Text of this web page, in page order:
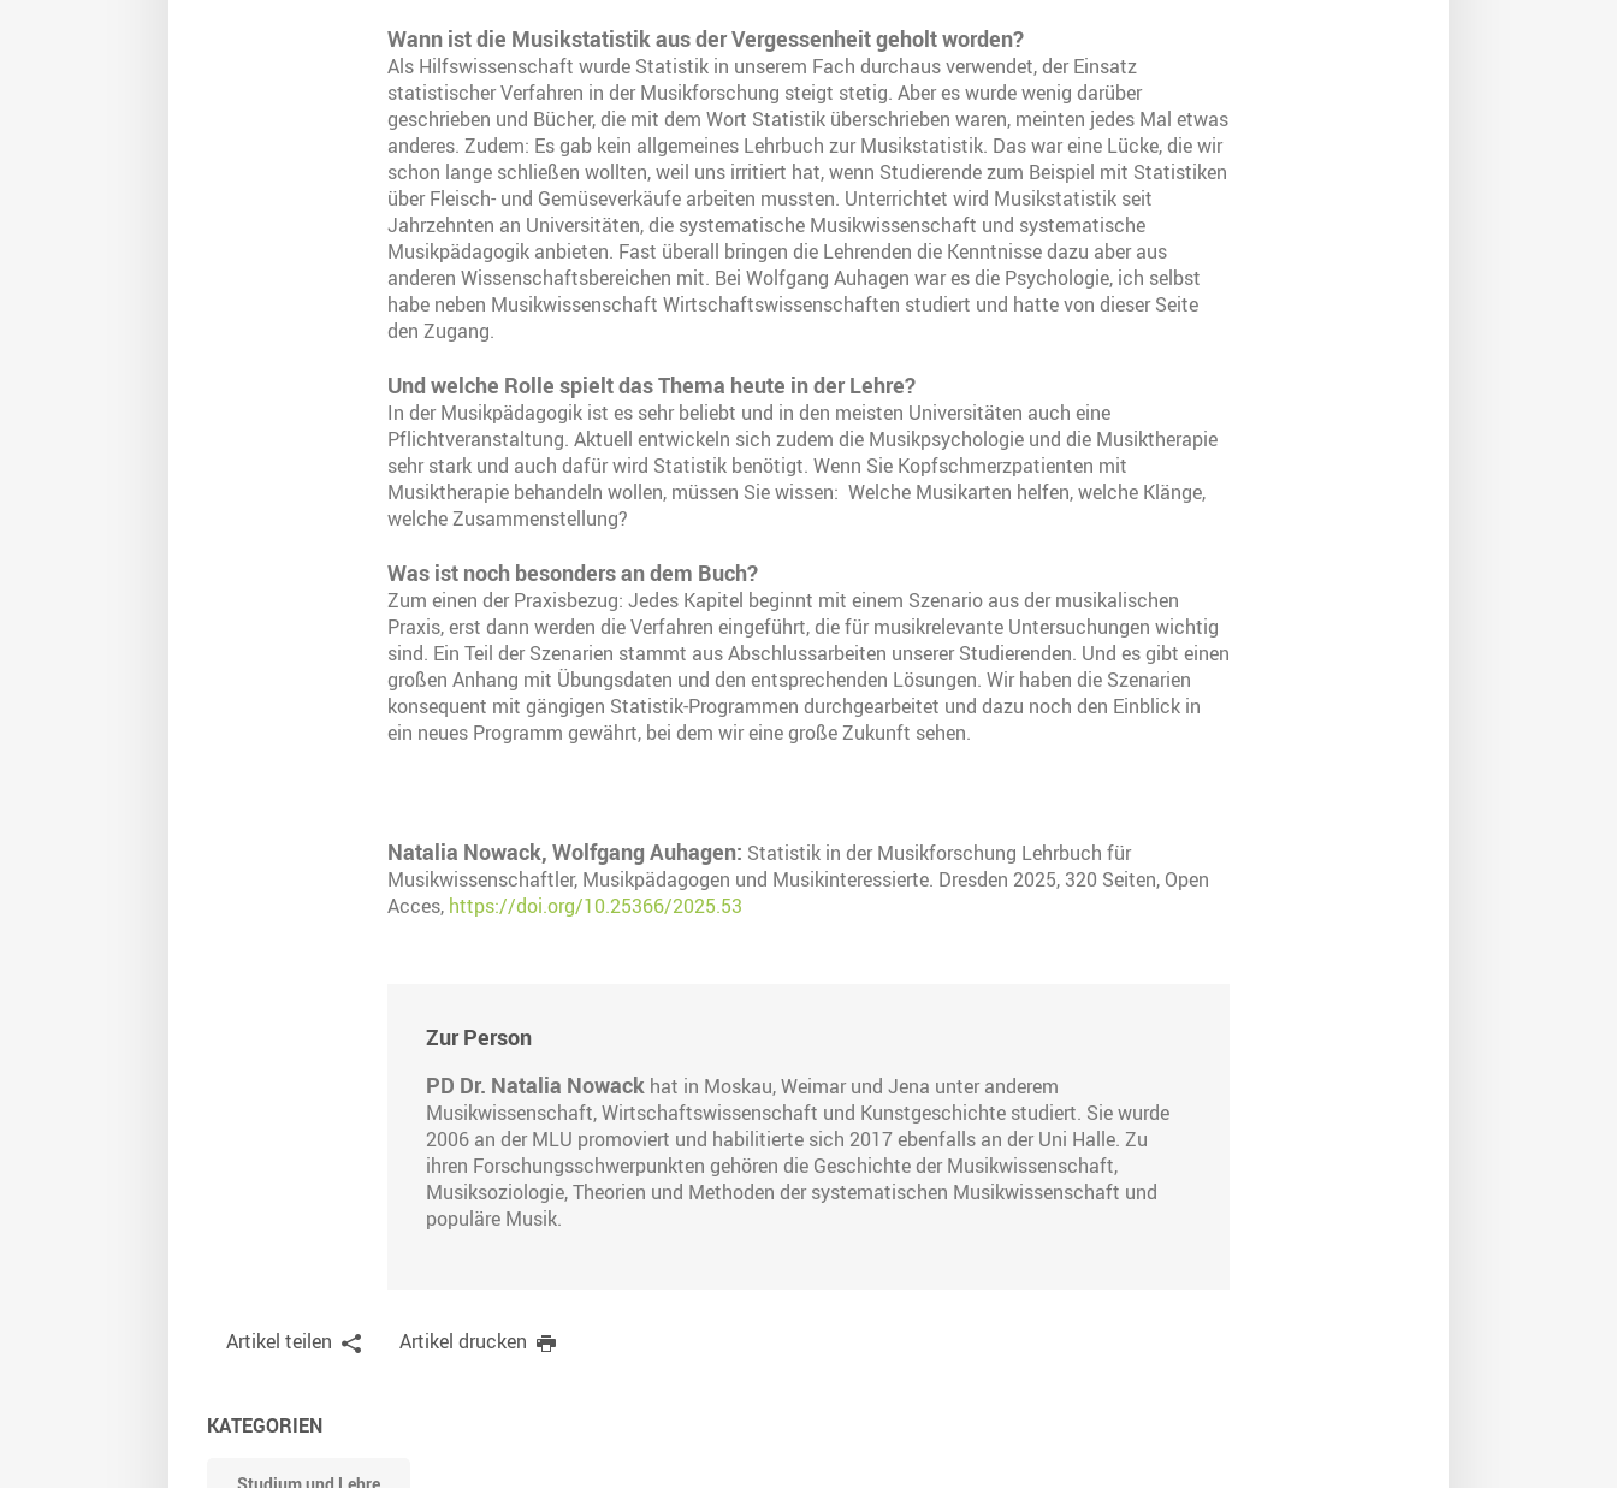
Wann ist die Musikstatistik aus der Vergessenheit geholt worden?
Als Hilfswissenschaft wurde Statistik in unserem Fach durchaus verwendet, der Einsatz
statistischer Verfahren in der Musikforschung steigt stetig. Aber es wurde wenig darüber
geschrieben und Bücher, die mit dem Wort Statistik überschrieben waren, meinten jedes Mal etwas
anderes. Zudem: Es gab kein allgemeines Lehrbuch zur Musikstatistik. Das war eine Lücke, die wir
schon lange schließen wollten, weil uns irritiert hat, wenn Studierende zum Beispiel mit Statistiken
über Fleisch- und Gemüseverkäufe arbeiten mussten. Unterrichtet wird Musikstatistik seit
Jahrzehnten an Universitäten, die systematische Musikwissenschaft und systematische
Musikpädagogik anbieten. Fast überall bringen die Lehrenden die Kenntnisse dazu aber aus
anderen Wissenschaftsbereichen mit. Bei Wolfgang Auhagen war es die Psychologie, ich selbst
habe neben Musikwissenschaft Wirtschaftswissenschaften studiert und hatte von dieser Seite
den Zugang.
Und welche Rolle spielt das Thema heute in der Lehre?
In der Musikpädagogik ist es sehr beliebt und in den meisten Universitäten auch eine
Pflichtveranstaltung. Aktuell entwickeln sich zudem die Musikpsychologie und die Musiktherapie
sehr stark und auch dafür wird Statistik benötigt. Wenn Sie Kopfschmerzpatienten mit
Musiktherapie behandeln wollen, müssen Sie wissen: Welche Musikarten helfen, welche Klänge,
welche Zusammenstellung?
Was ist noch besonders an dem Buch?
Zum einen der Praxisbezug: Jedes Kapitel beginnt mit einem Szenario aus der musikalischen
Praxis, erst dann werden die Verfahren eingeführt, die für musikrelevante Untersuchungen wichtig
sind. Ein Teil der Szenarien stammt aus Abschlussarbeiten unserer Studierenden. Und es gibt einen
großen Anhang mit Übungsdaten und den entsprechenden Lösungen. Wir haben die Szenarien
konsequent mit gängigen Statistik-Programmen durchgearbeitet und dazu noch den Einblick in
ein neues Programm gewährt, bei dem wir eine große Zukunft sehen.
Natalia Nowack, Wolfgang Auhagen: Statistik in der Musikforschung Lehrbuch für
Musikwissenschaftler, Musikpädagogen und Musikinteressierte. Dresden 2025, 320 Seiten, Open
Acces, https://doi.org/10.25366/2025.53
Zur Person
PD Dr. Natalia Nowack hat in Moskau, Weimar und Jena unter anderem
Musikwissenschaft, Wirtschaftswissenschaft und Kunstgeschichte studiert. Sie wurde
2006 an der MLU promoviert und habilitierte sich 2017 ebenfalls an der Uni Halle. Zu
ihren Forschungsschwerpunkten gehören die Geschichte der Musikwissenschaft,
Musiksoziologie, Theorien und Methoden der systematischen Musikwissenschaft und
populäre Musik.
Artikel teilen Artikel drucken
KATEGORIEN